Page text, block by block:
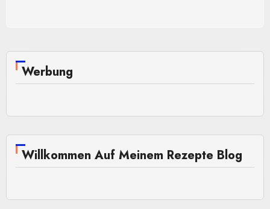
Werbung
Willkommen Auf Meinem Rezepte Blog